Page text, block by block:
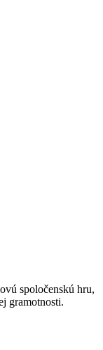
spoločenskú hru,
gramotnosti.